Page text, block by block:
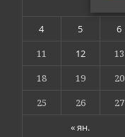
« ян.
4
5 6
11
12 13
18
19 20
25
26 27